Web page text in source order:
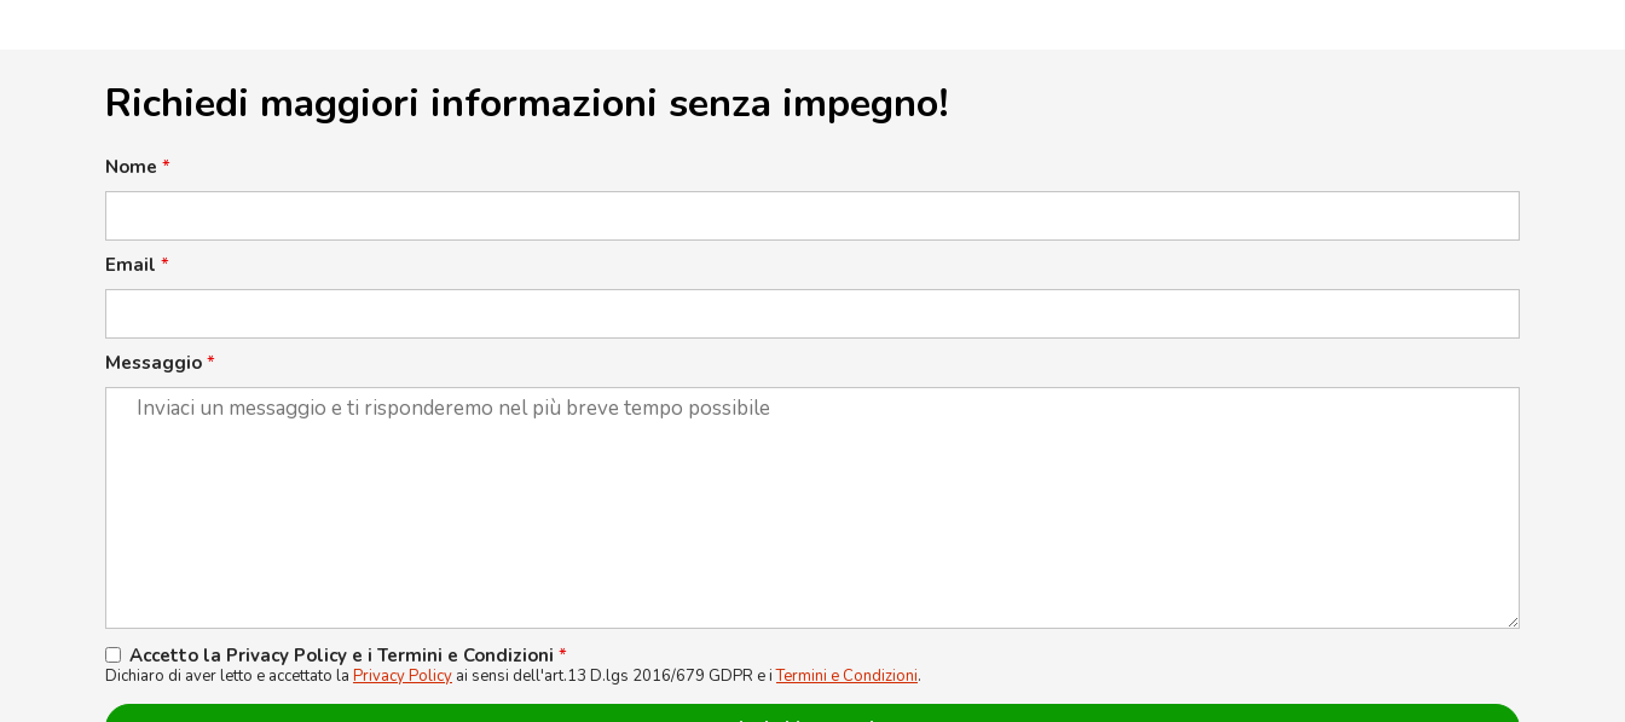
Richiedi maggiori informazioni senza impegno!
Nome *
Email *
Messaggio *
Accetto la Privacy Policy e i Termini e Condizioni *
Dichiaro di aver letto e accettato la Privacy Policy ai sensi dell'art.13 D.lgs 2016/679 GDPR e iTermini e Condizioni.